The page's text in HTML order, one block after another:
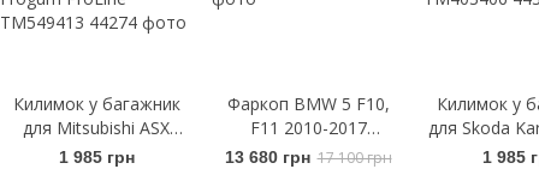
Килимок у багажник
для Mitsubishi ASX
2010- з
1 985 грн
Фаркоп BMW 5 F10,
F11 2010-2017
вертикальний автомат
13 680 грн 17 100 грн
Килимок у
для Skoda
з
1 985